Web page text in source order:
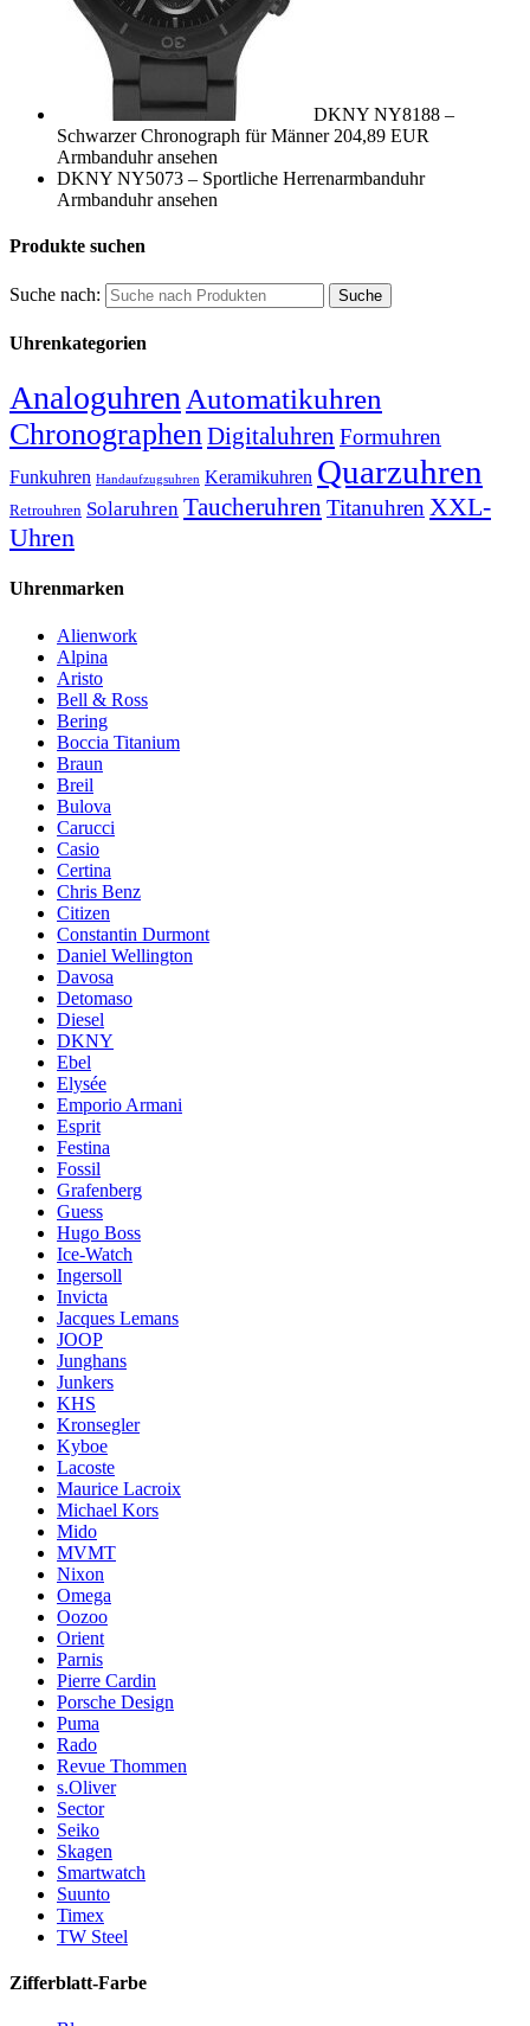
DKNY NY8188 –
Schwarzer Chronograph für Männer 204,89 EUR
Armbanduhr ansehen
DKNY NY5073 – Sportliche Herrenarmbanduhr
Armbanduhr ansehen
Produkte suchen
Suche nach:
Uhrenkategorien
Analoguhren Automatikuhren
ChronographenDigitaluhren Formuhren
Funkuhren Handaufzugsuhren Keramikuhren Quarzuhren
Retrouhren Solaruhren Taucheruhren Titanuhren XXL-
Uhren
Uhrenmarken
Alienwork
Alpina
Aristo
Bell & Ross
Bering
Boccia Titanium
Braun
Breil
Bulova
Carucci
Casio
Certina
Chris Benz
Citizen
Constantin Durmont
Daniel Wellington
Davosa
Detomaso
Diesel
DKNY
Ebel
Elysée
Emporio Armani
Esprit
Festina
Fossil
Grafenberg
Guess
Hugo Boss
Ice-Watch
Ingersoll
Invicta
Jacques Lemans
JOOP
Junghans
Junkers
KHS
Kronsegler
Kyboe
Lacoste
Maurice Lacroix
Michael Kors
Mido
MVMT
Nixon
Omega
Oozoo
Orient
Parnis
Pierre Cardin
Porsche Design
Puma
Rado
Revue Thommen
s.Oliver
Sector
Seiko
Skagen
Smartwatch
Suunto
Timex
TW Steel
Zifferblatt-Farbe